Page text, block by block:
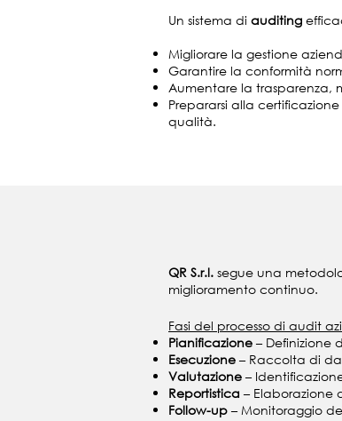
Un sistema di auditing
Migliorare la gestione
Garantire la conformità
Aumentare la trasparenza,
Prepararsi alla
qualità.
QR S.r.l. segue una
miglioramento continuo.
Fasi del processo di audit
Pianificazione – Definizione
Esecuzione – Raccolta di
Valutazione –
Reportistica – Elaborazione
Follow-up – Monitoraggio